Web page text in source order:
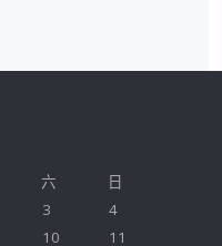
六
日
3
4
10 11